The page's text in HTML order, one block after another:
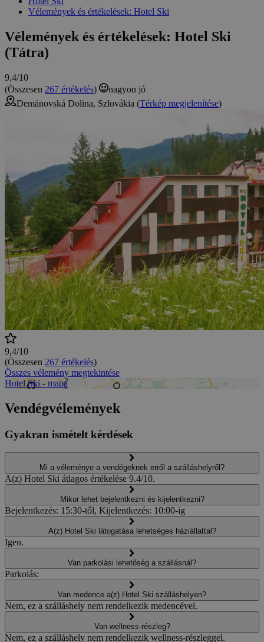
Vélemények és értékelések: Hotel Ski
Vélemények és értékelések: Hotel Ski
(Tátra)
9,4/10
(Összesen 267 értékelés)
nagyon jó
Demänovská Dolina, Szlovákia (Térkép megjelenítése)
9,4/10
(Összesen 267 értékelés)
Összes vélemény megtekintése
Hotel Ski - mapa
Vendégvélemények
Gyakran ismételt kérdések
Mi a véleménye a vendégeknek erről a szálláshelyről?
A(z) Hotel Ski átlagos értékelése 9.4/10.
Mikor lehet bejelentkezni és kijelentkezni?
Bejelentkezés: 15:30-től, Kijelentkezés: 10:00-ig
A(z) Hotel Ski látogatása lehetséges háziállattal?
Igen.
Van parkolási lehetőség a szállásnál?
Parkolás:
Van medence a(z) Hotel Ski szálláshelyen?
Nem, ez a szálláshely nem rendelkezik medencével.
Van wellness-részleg?
Nem, ez a szálláshely nem rendelkezik wellness-részleggel.